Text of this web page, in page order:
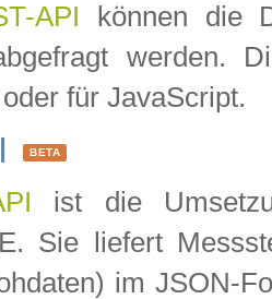
API können die
werden.
für JavaScript.
BETA
ist die
Sie liefert
im JSON-